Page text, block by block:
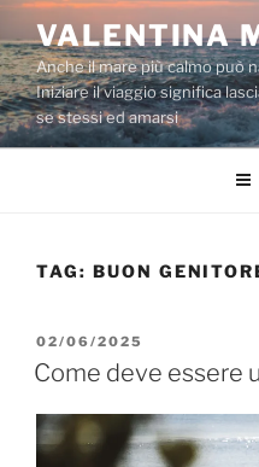
Salta
al
contenuto
VALENTINA
Anche il mare più calmo può
Iniziare il viaggio significa
se stessi ed amarsi
TAG: BUON
PUBBLICATO
IL
02/06/2025
Come deve essere